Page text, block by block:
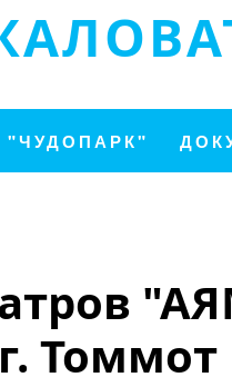
"ЧУДОПАРК"
Томмот